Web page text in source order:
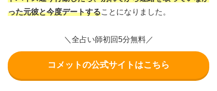
った元彼と今度デートすることになりました。
＼全占い師初回5分無料／
コメットの公式サイトはこちら